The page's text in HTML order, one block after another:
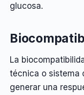
glucosa.
La
técnica o sistema
generar una